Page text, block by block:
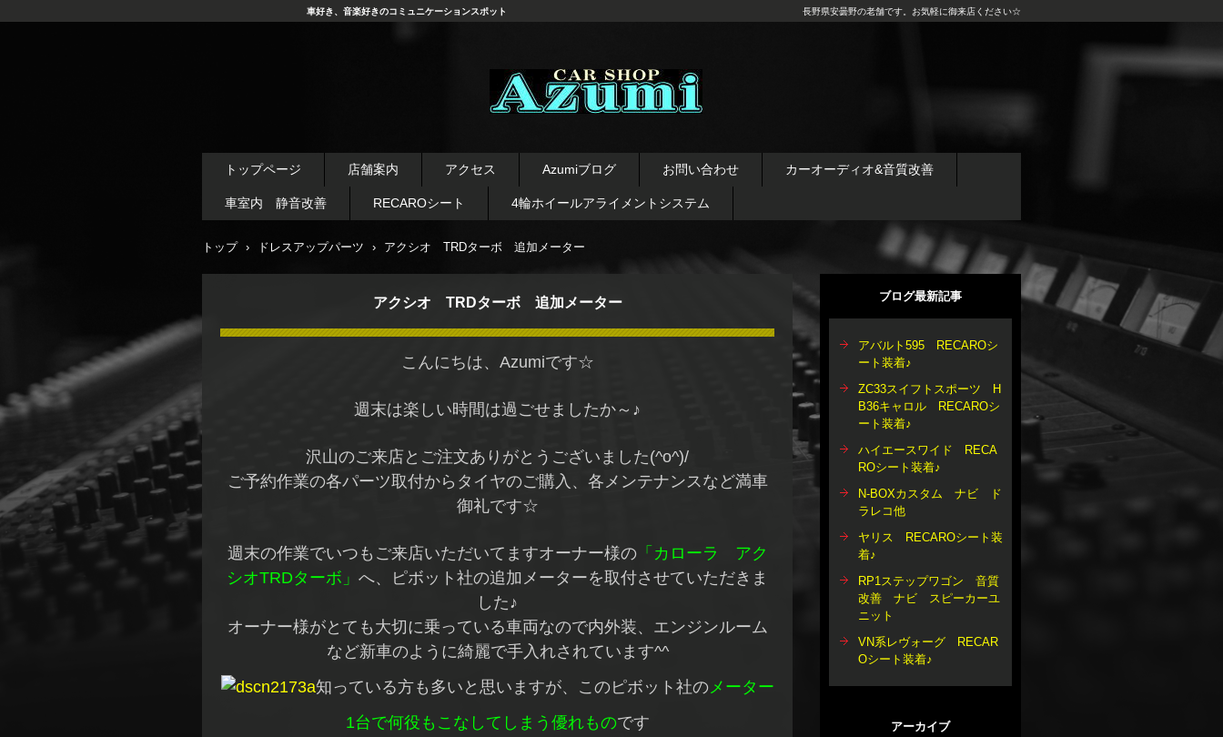
イール デッドニング カーオ
ーディオ レカロシート
車好き、音楽好きのコミュニケーションスポット 長野県安曇野の老舗です。お気軽に御来店ください☆
トップページ 店舗案内 アクセス Azumiブログ お問い合わせ カーオーディオ&音質改善
車室内 静音改善 RECAROシート 4輪ホイールアライメントシステム
トップ › ドレスアップパーツ › アクシオ TRDターボ 追加メーター
アクシオ TRDターボ 追加メーター
こんにちは、Azumiです☆
週末は楽しい時間は過ごせましたか～♪
沢山のご来店とご注文ありがとうございました(^o^)/
ご予約作業の各パーツ取付からタイヤのご購入、各メンテナンスなど満車
御礼です☆
週末の作業でいつもご来店いただいてますオーナー様の「カローラ アク
シオTRDターボ」 へ、ピボット社の追加メーターを取付させていただきま
した♪
オーナー様がとても大切に乗っている車両なので内外装、エンジンルーム
など新車のように綺麗で手入れされています^^
知っている方も多いと思いますが、このピボット社のメーター
1台で何役もこなしてしまう優れものです
ブログ最新記事
アバルト595 RECAROシ
ート装着♪
ZC33スイフトスポーツ H
B36キャロル RECAROシ
ート装着♪
ハイエースワイド RECA
ROシート装着♪
N-BOXカスタム ナビ ド
ラレコ他
ヤリス RECAROシート装
着♪
RP1ステップワゴン 音質
改善 ナビ スピーカーユ
ニット
VN系レヴォーグ RECAR
Oシート装着♪
アーカイブ